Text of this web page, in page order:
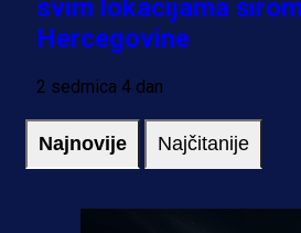
svim lokacijama
Hercegovine
2 sedmica 4 dan
Najnovije Najčitanije